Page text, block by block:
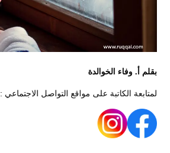
بقلم أ. وفاء الخوالدة
لمتابعة الكاتبة على مواقع التواصل الاجتماعي :